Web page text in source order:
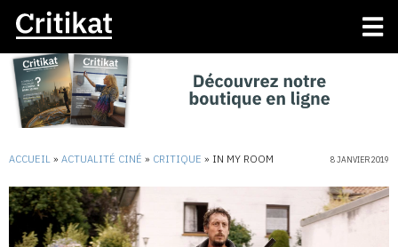
ACCUEIL » ACTUALITÉ CINÉ » CRITIQUE » IN MY ROOM 8 JANVIER 2019